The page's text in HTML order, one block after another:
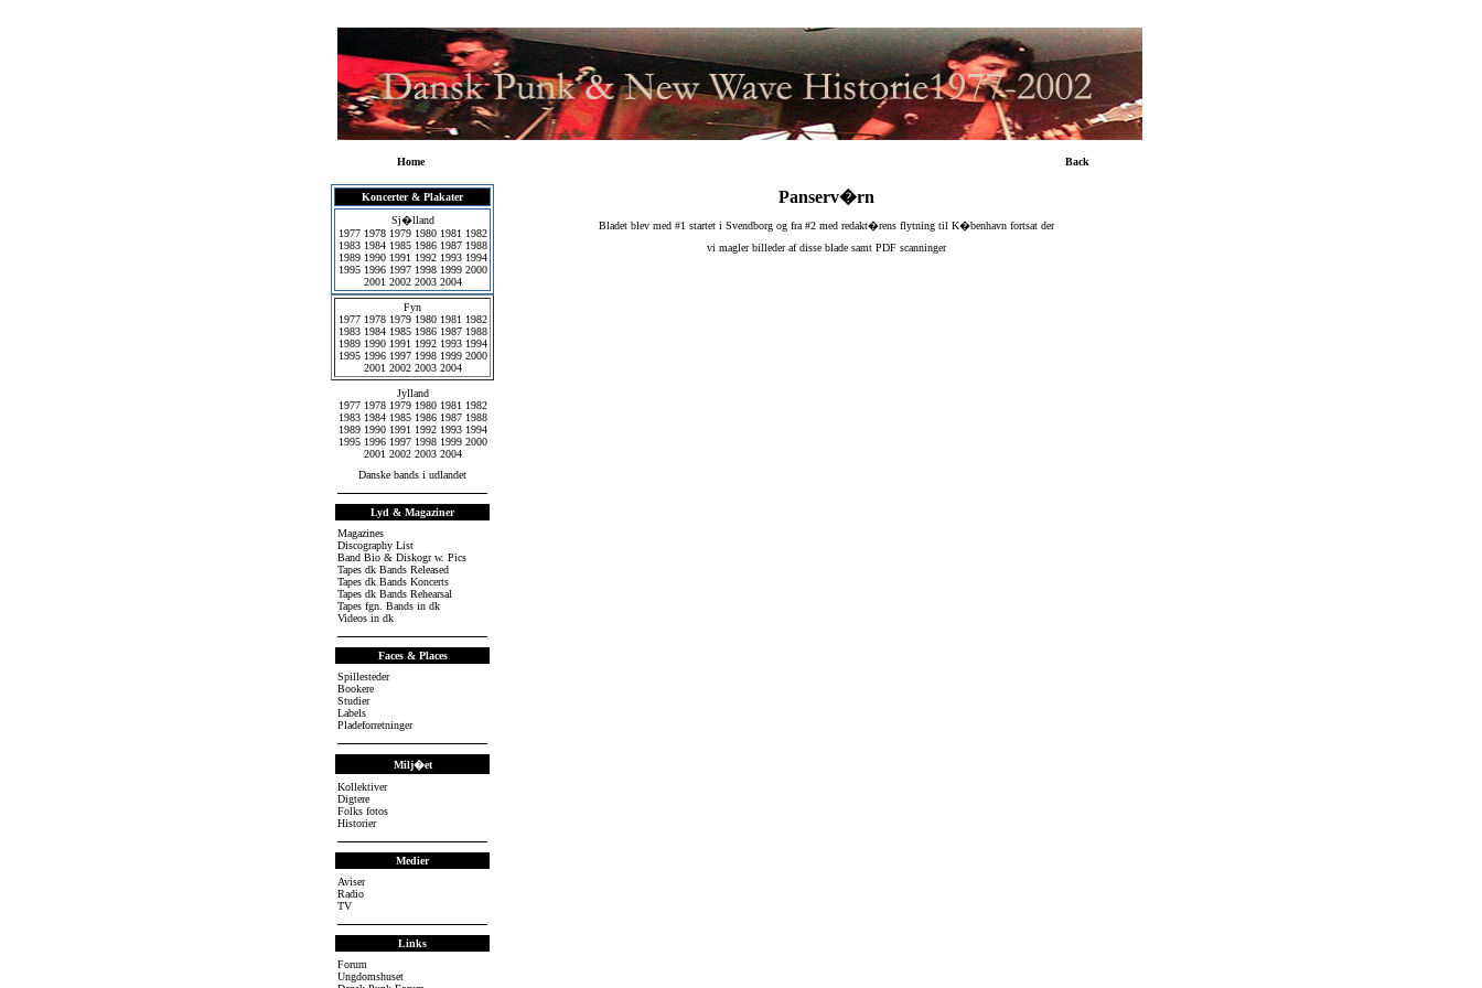
Home Back
Koncerter & Plakater
Sj�lland
1977 1978 1979 1980 1981 1982
1983 1984 1985 1986 1987 1988
1989 1990 1991 1992 1993 1994
1995 1996 1997 1998 1999 2000
2001 2002 2003 2004
Fyn
1977 1978 1979 1980 1981 1982
1983 1984 1985 1986 1987 1988
1989 1990 1991 1992 1993 1994
1995 1996 1997 1998 1999 2000
2001 2002 2003 2004
Jylland
1977 1978 1979 1980 1981 1982
1983 1984 1985 1986 1987 1988
1989 1990 1991 1992 1993 1994
1995 1996 1997 1998 1999 2000
2001 2002 2003 2004
Danske bands i udlandet
Lyd & Magaziner
Magazines
Discography List
Band Bio & Diskogr w. Pics
Tapes dk Bands Released
Tapes dk Bands Koncerts
Tapes dk Bands Rehearsal
Tapes fgn. Bands in dk
Videos in dk
Faces & Places
Spillesteder
Bookere
Studier
Labels
Pladeforretninger
Milj�et
Kollektiver
Digtere
Folks fotos
Historier
Medier
Aviser
Radio
TV
Links
Forum
Ungdomshuset
Panserv�rn
Bladet blev med #1 startet i Svendborg og fra #2 med redakt�rens flytning til K�benhavn fortsat der
vi magler billeder af disse blade samt PDF scanninger